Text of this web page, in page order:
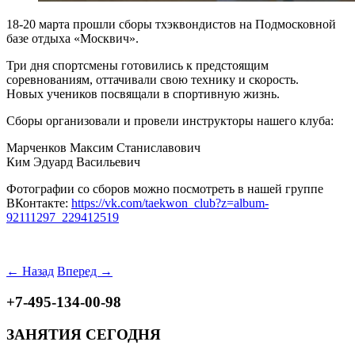
18-20 марта прошли сборы тхэквондистов на Подмосковной
базе отдыха «Москвич».
Три дня спортсмены готовились к предстоящим
соревнованиям, оттачивали свою технику и скорость.
Новых учеников посвящали в спортивную жизнь.
Сборы организовали и провели инструкторы нашего клуба:
Марченков Максим Станиславович
Ким Эдуард Васильевич
Фотографии со сборов можно посмотреть в нашей группе
ВКонтакте: https://vk.com/taekwon_club?z=album-
92111297_229412519
← Назад Вперед →
+7-495-134-00-98
ЗАНЯТИЯ СЕГОДНЯ